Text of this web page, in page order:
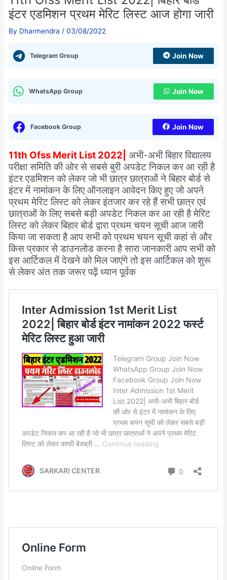
इंटर एडमिशन प्रथम मेरिट लिस्ट आज होगा जारी
By Dharmendra /03/08/2022
Telegram Group Join Now
WhatsApp Group Join Now
Facebook Group Join Now
11th Ofss Merit List 2022| अभी-अभी बिहार विद्यालय
परीक्षा समिति की ओर से सबसे बुरी अपडेट निकल कर आ रही है
इंटर एडमिशन को लेकर जो भी छात्र छात्राओं ने बिहार बोर्ड से
इंटर में नामांकन के लिए ऑनलाइन आवेदन किए हुए जो अपने
प्रथम मेरिट लिस्ट को लेकर इंतजार कर रहे हैं सभी छात्र एवं
छात्राओं के लिए सबसे बड़ी अपडेट निकल कर आ रही है मेरिट
लिस्ट को लेकर बिहार बोर्ड द्वारा प्रथम चयन सूची आज जारी
किया जा सकता है आप सभी को प्रथम चयन सूची कहां से और
किस प्रकार से डाउनलोड करना है सारा जानकारी आप सभी को
इस आर्टिकल में देखने को मिल जाएंगे तो इस आर्टिकल को शुरू
से लेकर अंत तक जरूर पढ़ें ध्यान पूर्वक